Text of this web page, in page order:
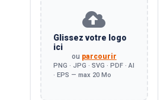
Glissez votre logo
ici
ou parcourir
PNG · JPG · SVG · PDF · AI
· EPS — max 20 Mo